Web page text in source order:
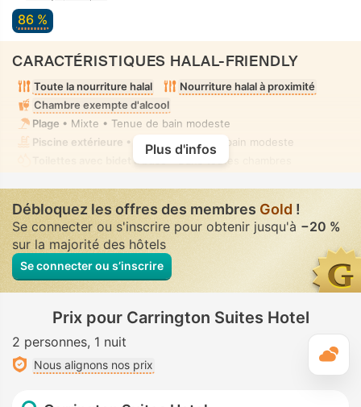
86 %
CARACTÉRISTIQUES HALAL-FRIENDLY
Toute la nourriture halal
Nourriture halal à proximité
Chambre exempte d'alcool
Plage • Mixte • Tenue de bain modeste
Piscine extérieure • Mixte • Tenue de bain modeste
Toilettes avec bidet à buse
• Dans toutes chambres
Plus d'infos
Débloquez les offres des membres Gold !
Se connecter ou s'inscrire pour obtenir jusqu'à −20 %
sur la majorité des hôtels
Se connecter ou s’inscrire
Prix pour Carrington Suites Hotel
2 personnes 1 nuit
Nous alignons nos prix